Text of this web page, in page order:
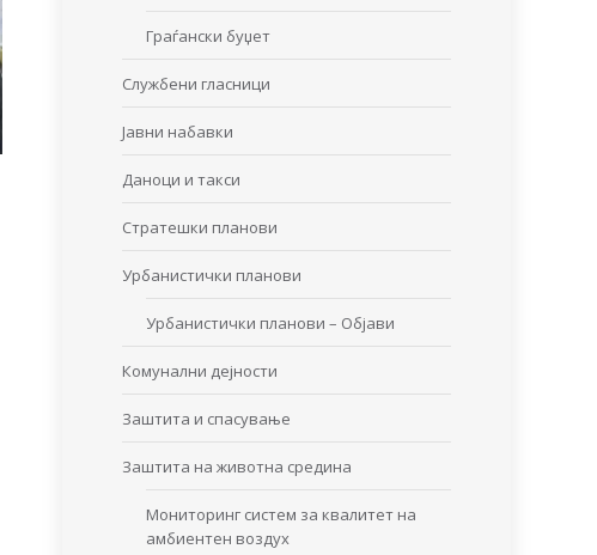
Граѓански буџет
Службени гласници
Јавни набавки
Даноци и такси
Стратешки планови
Урбанистички планови
Урбанистички планови – Објави
Комунални дејности
Заштита и спасување
Заштита на животна средина
Мониторинг систем за квалитет на
амбиентен воздух